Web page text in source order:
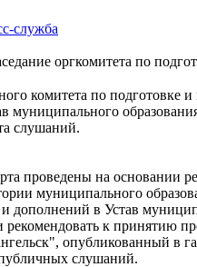
cлужба
оргкомитета по
комитета по
слушаний.
проведены на основании
муниципального
дополнений в Устав
к принятию
опубликованный
слушаний.